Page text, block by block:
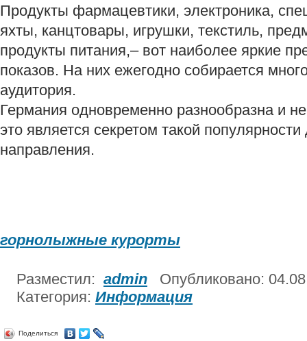
Продукты фармацевтики, электроника,
яхты, канцтовары, игрушки, текстиль,
продукты питания,– вот наиболее яркие
показов. На них ежегодно собирается
аудитория.
Германия одновременно разнообразна и
это является секретом такой популярности
направления.
горнолыжные курорты
Разместил: admin Опубликовано:
Категория: Информация
Поделиться